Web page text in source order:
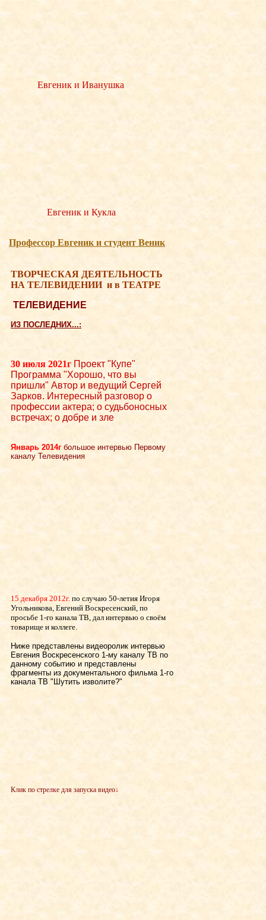
Евгеник и Иванушка
Евгеник и Кукла
Професcор Евгеник и студент Веник
ТВОРЧЕСКАЯ ДЕЯТЕЛЬНОСТЬ
НА ТЕЛЕВИДЕНИИ и в ТЕАТРЕ
ТЕЛЕВИДЕНИЕ
ИЗ ПОСЛЕДНИХ...:
30 июля 2021г Проект "Купе"
Программа "Хорошо, что вы
пришли" Автор и ведущий Сергей
Зарков. Интересный разговор о
профессии актера; о судьбоносных
встречах; о добре и зле
Январь 2014г большое интервью Первому
каналу Телевидения
15 декабря 2012г. по случаю 50-летия Игоря
Угольникова, Евгений Воскресенский, по
просьбе 1-го канала ТВ, дал интервью о своём
товарище и коллеге.
Ниже представлены видеоролик интервью
Евгения Воскресенского 1-му каналу ТВ по
данному событию и представлены
фрагменты из документального фильма 1-го
канала ТВ "Шутить изволите?"
Клик по стрелке для запуска видео↓